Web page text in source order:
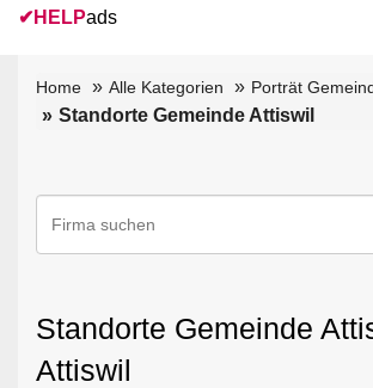
✔ HELPads
Home Alle Kategorien Porträt
Standorte Gemeinde Attiswil
Standorte Gemeinde
Attiswil